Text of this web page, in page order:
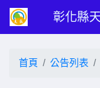
彰化縣
首頁 公告列表